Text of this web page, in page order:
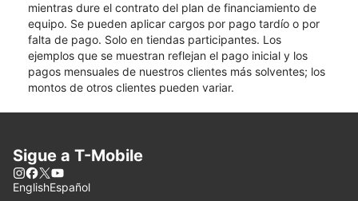
mientras dure el contrato del plan de financiamiento de
equipo. Se pueden aplicar cargos por pago tardío o por
falta de pago. Solo en tiendas participantes. Los
ejemplos que se muestran reflejan el pago inicial y los
pagos mensuales de nuestros clientes más solventes; los
montos de otros clientes pueden variar.